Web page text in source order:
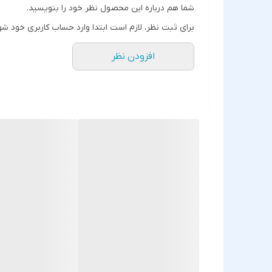
شما هم درباره این محصول نظر خود را بنویسید.
برای ثبت نظر، لازم است ابتدا وارد حساب کاربری خود
افزودن نظر